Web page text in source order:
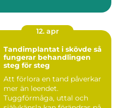
12. apr
Tandimplantat i skövde så
fungerar behandlingen
steg för steg
Att förlora en tand påverkar
mer än leendet.
Tuggförmåga, uttal och